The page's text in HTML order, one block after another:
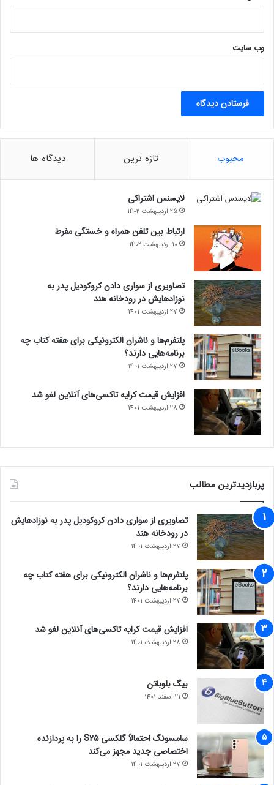
وب‌ سایت
محبوب تازه ترین دیدگاه ها
لایسنس اشتراکی
25 اردیبهشت 1402
ارتباط بین تلفن همراه و خستگی مفرط
10 اردیبهشت 1402
تصاویری از سواری دادن کروکودیل پدر به
نوزادهایش در رودخانه هند
27 اردیبهشت 1401
پلتفرم‌ها و ناشران الکترونیکی برای هفته کتاب چه
برنامه‌هایی دارند؟
27 اردیبهشت 1401
افزایش قیمت کرایه تاکسی‌های آنلاین لغو شد
28 اردیبهشت 1401
پربازدیدترین مطالب
تصاویری از سواری دادن کروکودیل پدر به نوزادهایش
در رودخانه هند
27 اردیبهشت 1401
پلتفرم‌ها و ناشران الکترونیکی برای هفته کتاب چه
برنامه‌هایی دارند؟
27 اردیبهشت 1401
افزایش قیمت کرایه تاکسی‌های آنلاین لغو شد
28 اردیبهشت 1401
بیگ بلوباتن
21 اسفند 1401
سامسونگ احتمالاً گلکسی S25 را به پردازنده
اختصاصی جدید مجهز می‌کند
27 اردیبهشت 1401